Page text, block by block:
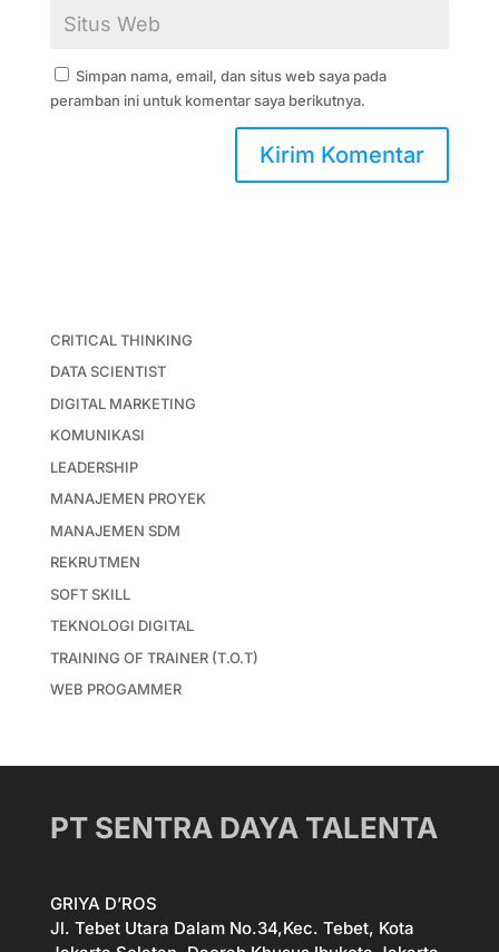
Simpan nama, email, dan situs web saya pada
peramban ini untuk komentar saya berikutnya.
CRITICAL THINKING
DATA SCIENTIST
DIGITAL MARKETING
KOMUNIKASI
LEADERSHIP
MANAJEMEN PROYEK
MANAJEMEN SDM
REKRUTMEN
SOFT SKILL
TEKNOLOGI DIGITAL
TRAINING OF TRAINER (T.O.T)
WEB PROGAMMER
PT SENTRA DAYA TALENTA
GRIYA D’ROS
Jl. Tebet Utara Dalam No.34,Kec. Tebet, Kota